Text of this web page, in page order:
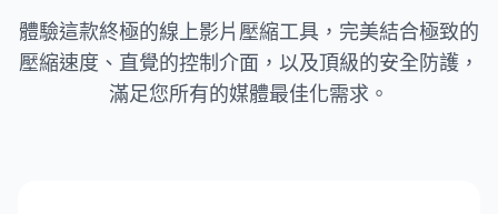
體驗這款終極的線上影片壓縮工具，完美結合極致的
壓縮速度、直覺的控制介面，以及頂級的安全防護，
滿足您所有的媒體最佳化需求。